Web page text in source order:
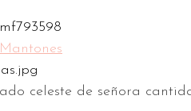
mf793598
Mantones
celeste de señora